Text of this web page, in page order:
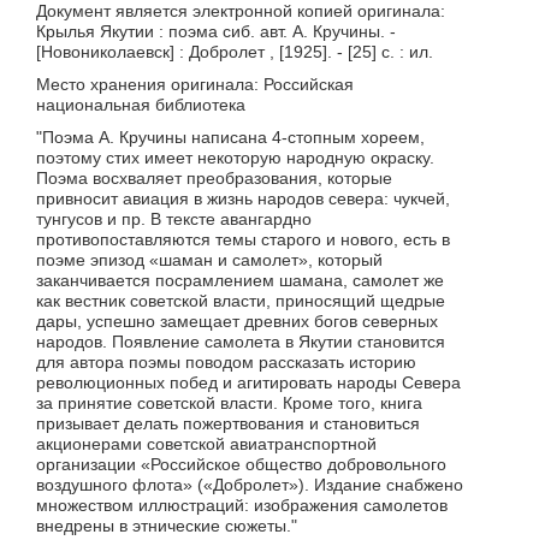
Документ является электронной копией оригинала:
Крылья Якутии : поэма сиб. авт. А. Кручины. -
[Новониколаевск] : Добролет , [1925]. - [25] с. : ил.
Место хранения оригинала: Российская
национальная библиотека
"Поэма А. Кручины написана 4-стопным хореем,
поэтому стих имеет некоторую народную окраску.
Поэма восхваляет преобразования, которые
привносит авиация в жизнь народов севера: чукчей,
тунгусов и пр. В тексте авангардно
противопоставляются темы старого и нового, есть в
поэме эпизод «шаман и самолет», который
заканчивается посрамлением шамана, самолет же
как вестник советской власти, приносящий щедрые
дары, успешно замещает древних богов северных
народов. Появление самолета в Якутии становится
для автора поэмы поводом рассказать историю
революционных побед и агитировать народы Севера
за принятие советской власти. Кроме того, книга
призывает делать пожертвования и становиться
акционерами советской авиатранспортной
организации «Российское общество добровольного
воздушного флота» («Добролет»). Издание снабжено
множеством иллюстраций: изображения самолетов
внедрены в этнические сюжеты."